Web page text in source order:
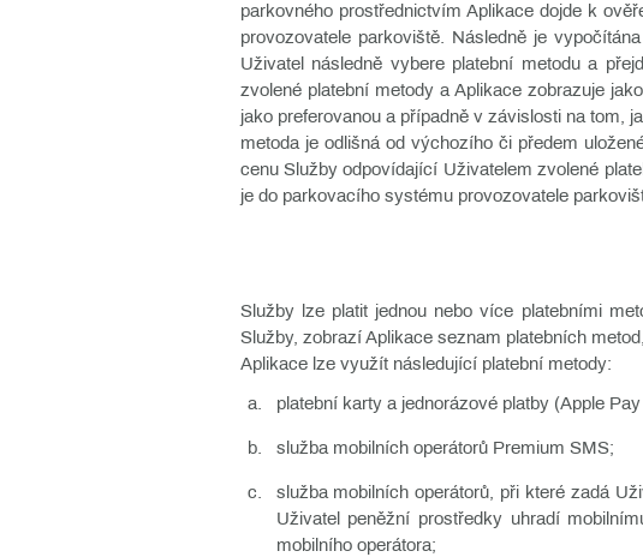
parkovného prostřednictvím Aplikace dojde k
provozovatele parkoviště. Následně je
Uživatel následně vybere platební metodu a
zvolené platební metody a Aplikace zobrazuje
jako preferovanou a případně v závislosti na tom,
metoda je odlišná od výchozího či předem
cenu Služby odpovídající Uživatelem zvolené
je do parkovacího systému provozovatele
Služby lze platit jednou nebo více platebními
Služby, zobrazí Aplikace seznam platebních
Aplikace lze využít následující platební metody:
platební karty a jednorázové platby (Apple
služba mobilních operátorů Premium SMS;
služba mobilních operátorů, při které zadá
Uživatel peněžní prostředky uhradí
mobilního operátora;